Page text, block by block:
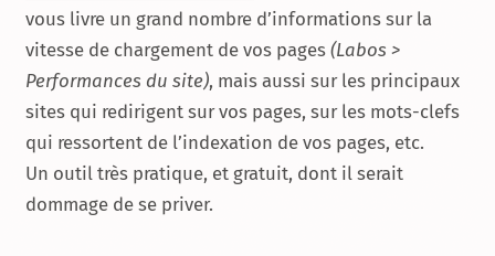
vous livre un grand nombre d’informations sur la
vitesse de chargement de vos pages (Labos >
Performances du site), mais aussi sur les principaux
sites qui redirigent sur vos pages, sur les mots-clefs
qui ressortent de l’indexation de vos pages, etc.
Un outil très pratique, et gratuit, dont il serait
dommage de se priver.